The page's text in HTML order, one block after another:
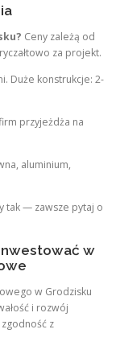
Ceny zależą od
za projekt.
Duże konstrukcje: 2-
przyjeżdża na
aluminium,
tak — zawsze pytaj o
w
w Grodzisku
i rozwój
z